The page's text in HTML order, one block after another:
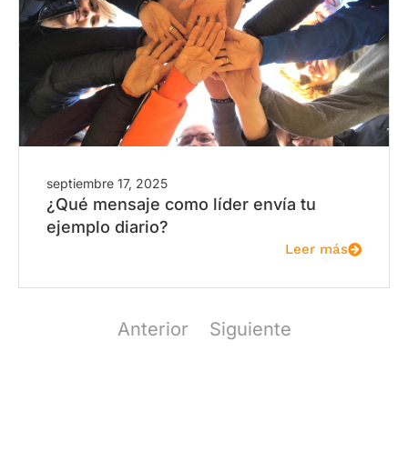
septiembre 17, 2025
¿Qué mensaje como líder envía tu
ejemplo diario?
Leer más
Anterior Siguiente